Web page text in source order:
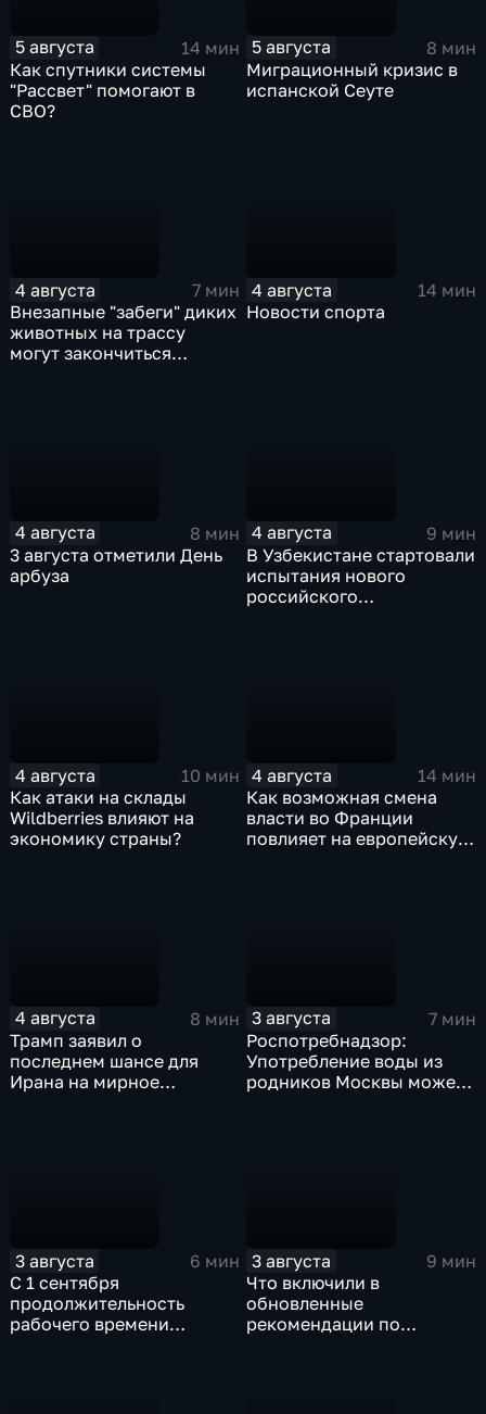
5 августа
14 мин
Как спутники системы
"Рассвет" помогают в
СВО?
5 августа
8 мин
Миграционный кризис в
испанской Сеуте
4 августа
7 мин
Внезапные "забеги" диких
животных на трассу
могут закончиться
4 августа
14 мин
Новости спорта
4 августа
8 мин
3 августа отметили День
арбуза
4 августа
9 мин
В Узбекистане стартовали
испытания нового
российского
4 августа
10 мин
Как атаки на склады
Wildberries влияют на
экономику страны?
4 августа
14 мин
Как возможная смена
власти во Франции
повлияет на европейскую
4 августа
8 мин
Трамп заявил о
последнем шансе для
Ирана на мирное
3 августа
7 мин
Роспотребнадзор:
Употребление воды из
родников Москвы может
3 августа
6 мин
С 1 сентября
продолжительность
рабочего времени
3 августа
9 мин
Что включили в
обновленные
рекомендации по